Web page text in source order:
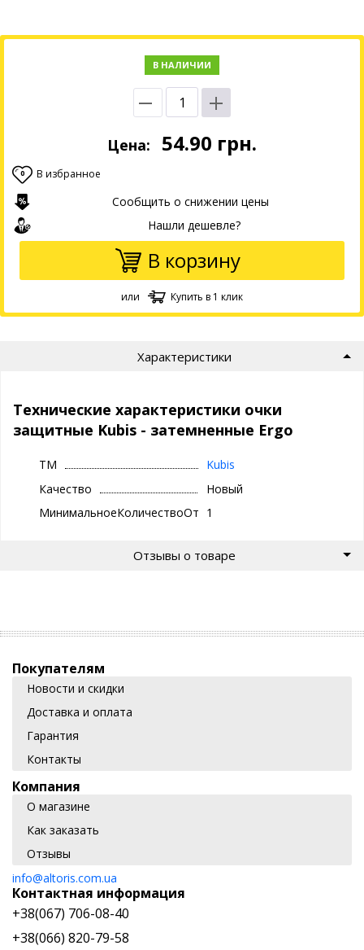
В НАЛИЧИИ
Цена: 54.90 грн.
0 В избранное
Сообщить о снижении цены
Нашли дешевле?
В корзину
или Купить в 1 клик
Характеристики
Технические характеристики очки
защитные Kubis - затемненные Ergo
ТМ
Kubis
Качество
Новый
МинимальноеКоличествоОтгрузки
1
Отзывы о товаре
Покупателям
Новости и скидки
Доставка и оплата
Гарантия
Контакты
Компания
О магазине
Как заказать
Отзывы
info@altoris.com.ua
Контактная информация
+38(067) 706-08-40
+38(066) 820-79-58